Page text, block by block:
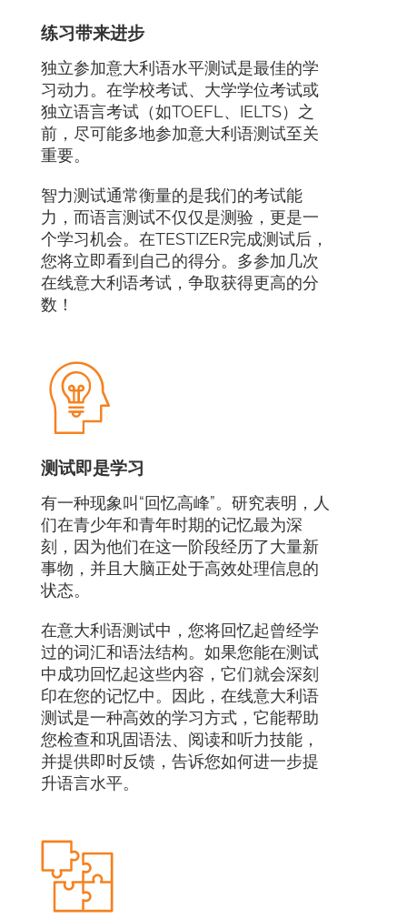
练习带来进步
独立参加意大利语水平测试是最佳的学
习动力。在学校考试、大学学位考试或
独立语言考试（如TOEFL、IELTS）之
前，尽可能多地参加意大利语测试至关
重要。
智力测试通常衡量的是我们的考试能
力，而语言测试不仅仅是测验，更是一
个学习机会。在TESTIZER完成测试后，
您将立即看到自己的得分。多参加几次
在线意大利语考试，争取获得更高的分
数！
测试即是学习
有一种现象叫“回忆高峰”。研究表明，人
们在青少年和青年时期的记忆最为深
刻，因为他们在这一阶段经历了大量新
事物，并且大脑正处于高效处理信息的
状态。
在意大利语测试中，您将回忆起曾经学
过的词汇和语法结构。如果您能在测试
中成功回忆起这些内容，它们就会深刻
印在您的记忆中。因此，在线意大利语
测试是一种高效的学习方式，它能帮助
您检查和巩固语法、阅读和听力技能，
并提供即时反馈，告诉您如何进一步提
升语言水平。